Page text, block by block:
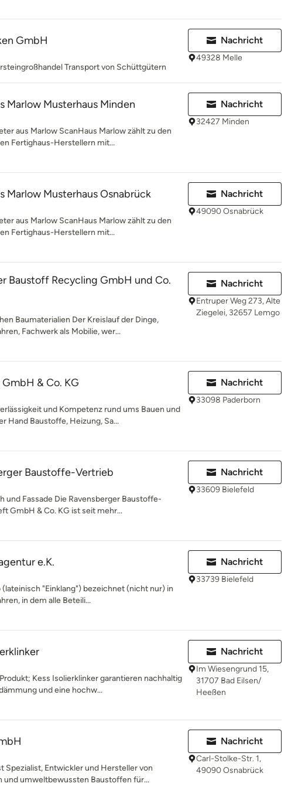
GmbH
Transport von Schüttgütern
Nachricht
49328 Melle
Marlow Musterhaus Minden
aus Marlow ScanHaus Marlow zählt zu den
Fertighaus-Herstellern mit...
Nachricht
32427 Minden
Marlow Musterhaus Osnabrück
aus Marlow ScanHaus Marlow zählt zu den
Fertighaus-Herstellern mit...
Nachricht
49090 Osnabrück
Baustoff Recycling GmbH und Co.
Baumaterialien Der Kreislauf der Dinge,
Fachwerk als Mobilie, wer...
Nachricht
Entruper Weg 273, Alte
Ziegelei, 32657 Lemgo
& Co. KG
und Kompetenz rund ums Bauen und
Hand Baustoffe, Heizung, Sa...
Nachricht
33098 Paderborn
Baustoffe-Vertrieb
und Fassade Die Ravensberger Baustoffe-
GmbH & Co. KG ist seit mehr...
Nachricht
33609 Bielefeld
e.K.
"Einklang") bezeichnet (nicht nur) in
in dem alle Beteili...
Nachricht
33739 Bielefeld
Kess Isolierklinker garantieren nachhaltig
und eine hochw...
Nachricht
Im Wiesengrund 15,
31707 Bad Eilsen/
Heeßen
Spezialist, Entwickler und Hersteller von
und umweltbewussten Baustoffen für...
Nachricht
Carl-Stolke-Str. 1,
49090 Osnabrück